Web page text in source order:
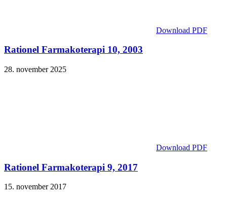
Download PDF
Rationel Farmakoterapi 10, 2003
28. november 2025
Download PDF
Rationel Farmakoterapi 9, 2017
15. november 2017